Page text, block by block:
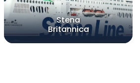
Stena
Britannica